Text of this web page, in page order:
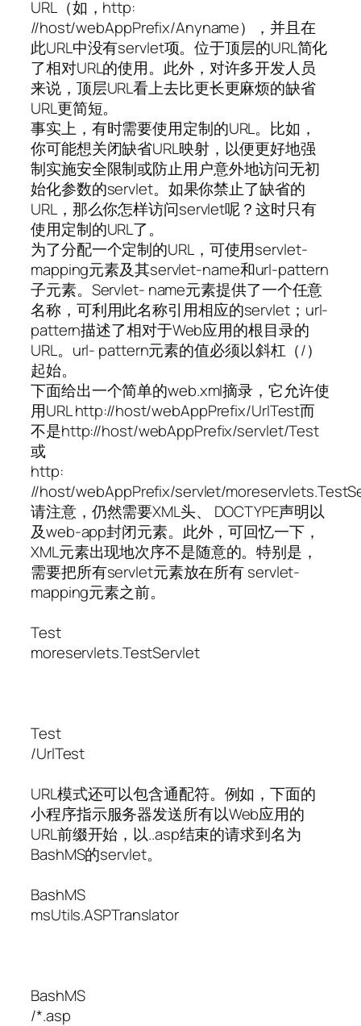
URL（如，http:
//host/webAppPrefix/Anyname），并且在
此URL中没有servlet项。位于顶层的URL简化
了相对URL的使用。此外，对许多开发人员
来说，顶层URL看上去比更长更麻烦的缺省
URL更简短。
事实上，有时需要使用定制的URL。比如，
你可能想关闭缺省URL映射，以便更好地强
制实施安全限制或防止用户意外地访问无初
始化参数的servlet。如果你禁止了缺省的
URL，那么你怎样访问servlet呢？这时只有
使用定制的URL了。
为了分配一个定制的URL，可使用servlet-
mapping元素及其servlet-name和url-pattern
子元素。Servlet- name元素提供了一个任意
名称，可利用此名称引用相应的servlet；url-
pattern描述了相对于Web应用的根目录的
URL。url- pattern元素的值必须以斜杠（/）
起始。
下面给出一个简单的web.xml摘录，它允许使
用URL http://host/webAppPrefix/UrlTest而
不是http://host/webAppPrefix/servlet/Test
或
http:
//host/webAppPrefix/servlet/
请注意，仍然需要XML头、 DOCTYPE声明以
及web-app封闭元素。此外，可回忆一下，
XML元素出现地次序不是随意的。特别是，
需要把所有servlet元素放在所有 servlet-
mapping元素之前。
Test
moreservlets.TestServlet
Test
/UrlTest
URL模式还可以包含通配符。例如，下面的
小程序指示服务器发送所有以Web应用的
URL前缀开始，以..asp结束的请求到名为
BashMS的servlet。
BashMS
msUtils.ASPTranslator
BashMS
/*.asp